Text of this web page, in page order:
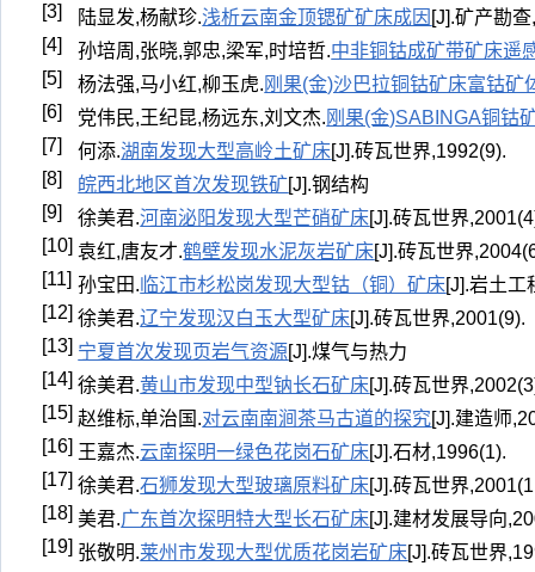
[3]
陆显发,杨献珍.浅析云南金顶锶矿矿床成因 [J].矿产勘
[4]
孙培周,张晓,郭忠,梁军,时培哲.中非铜钴成矿带矿床遥
[5]
杨法强,马小红,柳玉虎.刚果(金)沙巴拉铜钴矿床富钴矿
[6]
党伟民,王纪昆,杨远东,刘文杰.刚果(金)SABINGA铜钴
[7]
何添.湖南发现大型高岭土矿床[J].砖瓦世界,1992(9).
[8]
皖西北地区首次发现铁矿[J].钢结构
[9]
徐美君.河南泌阳发现大型芒硝矿床[J].砖瓦世界
[10] 袁红,唐友才.鹤壁发现水泥灰岩矿床[J].砖瓦世界
[11] 孙宝田. 临江市杉松岗发现大型钴（铜）矿床[J].岩土工
[12] 徐美君.辽宁发现汉白玉大型矿床[J].砖瓦世界,2001(9).
[13] 宁夏首次发现页岩气资源[J].煤气与热力
[14] 徐美君.黄山市发现中型钠长石矿床[J].砖瓦世界
[15] 赵维标,单治国.对云南南涧茶马古道的探究[J].建造师
[16] 王嘉杰.云南探明一绿色花岗石矿床[J].石材,1996(1).
[17] 徐美君.石狮发现大型玻璃原料矿床[J].砖瓦世界
[18] 美君.广东首次探明特大型长石矿床[J].建材发展导向
[19] 张敬明.莱州市发现大型优质花岗岩矿床[J].砖瓦世界